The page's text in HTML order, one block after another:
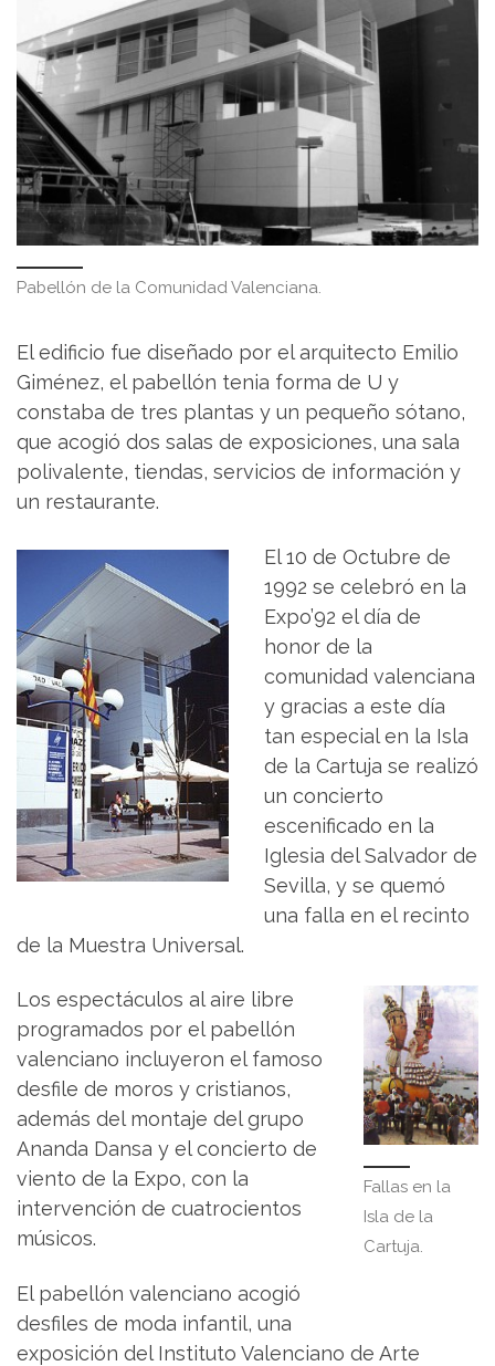
Pabellón de la Comunidad Valenciana.
El edificio fue diseñado por el arquitecto Emilio
Giménez, el pabellón tenia forma de U y
constaba de tres plantas y un pequeño sótano,
que acogió dos salas de exposiciones, una sala
polivalente, tiendas, servicios de información y
un restaurante.
El 10 de Octubre de
1992 se celebró en la
Expo’92 el día de
honor de la
comunidad valenciana
y gracias a este día
tan especial en la Isla
de la Cartuja se realizó
un concierto
escenificado en la
Iglesia del Salvador de
Sevilla, y se quemó
una falla en el recinto
de la Muestra Universal.
Fallas en la
Isla de la
Cartuja.
Los espectáculos al aire libre
programados por el pabellón
valenciano incluyeron el famoso
desfile de moros y cristianos,
además del montaje del grupo
Ananda Dansa y el concierto de
viento de la Expo, con la
intervención de cuatrocientos
músicos.
El pabellón valenciano acogió
desfiles de moda infantil, una
exposición del Instituto Valenciano de Arte